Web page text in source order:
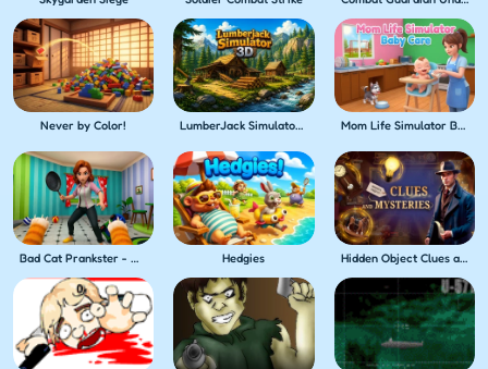
Never by Color! LumberJack Simulator 3D Mom Life Simulator Baby Care
Bad Cat Prankster - Mom's Return Hedgies Hidden Object Clues and Mysteries